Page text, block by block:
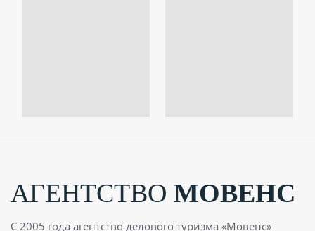
АГЕНТСТВО МОВЕНС
С 2005 года агентство делового туризма «Мовенс»